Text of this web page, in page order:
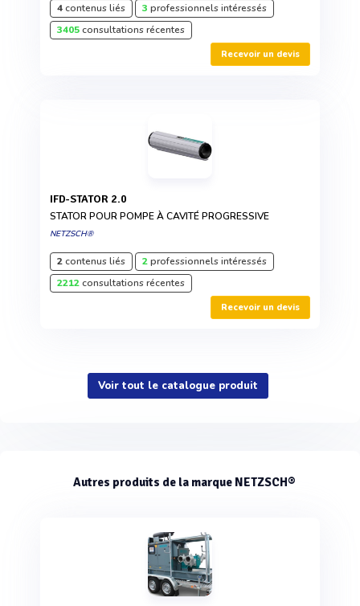
4contenus liés 3 professionnels intéressés
3405consultations récentes
Recevoir un devis
IFD-STATOR 2.0
STATOR POUR POMPE À CAVITÉ PROGRESSIVE
NETZSCH®
2contenus liés 2professionnels intéressés
2212consultations récentes
Recevoir un devis
Voir tout le catalogue produit
Autres produits de la marque NETZSCH®